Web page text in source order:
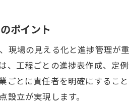
拠点設立を成功に導くプラン
プラント工事の実績が拠点設
拠点設立で参考になるプラン
プラント工事会社のランキン
拠点設立時に知っておきたい
ポイント
現場の見える化と進捗管理が
、工程ごとの進捗表作成、定
ごとに責任者を明確にするこ
立が実現します。